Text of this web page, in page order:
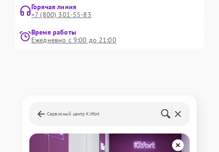
Горячая линия
+7 (800) 301-55-83
Время работы
Ежедневно с 9:00 до 21:00
Сервисный центр Kitfort